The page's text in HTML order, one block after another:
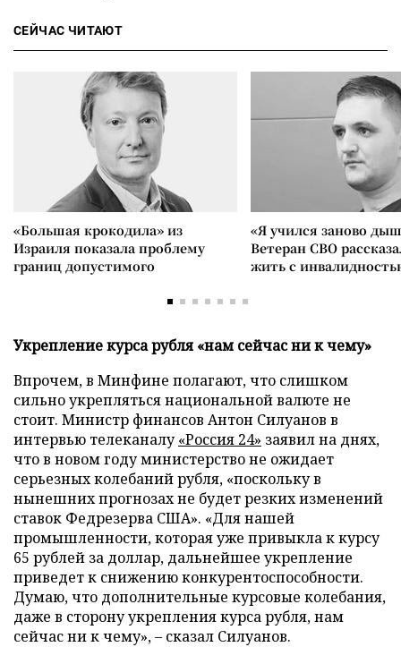
СЕЙЧАС ЧИТАЮТ
«Большая крокодила» из
Израиля показала проблему
границ допустимого
«Я учился заново
Ветеран СВО
жить с
Укрепление курса рубля «нам сейчас ни к чему»
Впрочем, в Минфине полагают, что слишком
сильно укрепляться национальной валюте не
стоит. Министр финансов Антон Силуанов в
интервью телеканалу«Россия 24» заявил на днях,
что в новом году министерство не ожидает
серьезных колебаний рубля, «поскольку в
нынешних прогнозах не будет резких изменений
ставок Федрезерва США». «Для нашей
промышленности, которая уже привыкла к курсу
65 рублей за доллар, дальнейшее укрепление
приведет к снижению конкурентоспособности.
Думаю, что дополнительные курсовые колебания,
даже в сторону укрепления курса рубля, нам
сейчас ни к чему», – сказал Силуанов.